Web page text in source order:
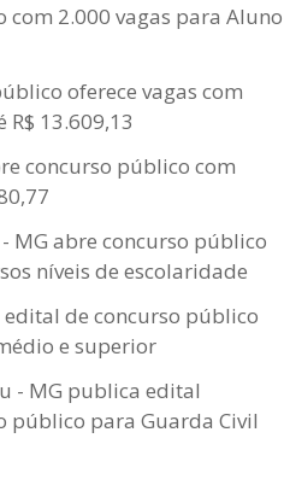
com 2.000 vagas para
oferece vagas com
13.609,13
concurso público com
MG abre concurso público
níveis de escolaridade
edital de concurso público
e superior
- MG publica edital
público para Guarda Civil